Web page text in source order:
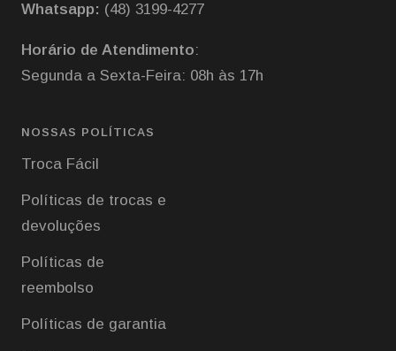
Whatsapp: (48) 3199-4277
Horário de Atendimento:
Segunda a Sexta-Feira: 08h às 17h
NOSSAS POLÍTICAS
Troca Fácil
Políticas de trocas e
devoluções
Políticas de
reembolso
Políticas de garantia